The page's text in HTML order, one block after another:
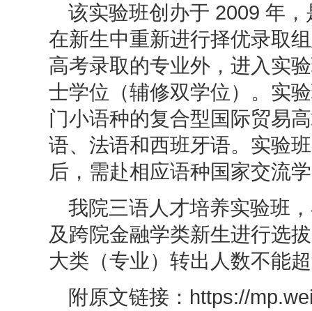
该实验班创办于 2009 年
在新生中重新进行择优录取
高考录取的专业外，进入实
士学位（辅修双学位）。实
门小语种的复合型国际贸易
语、法语和西班牙语。实验
后，需赴相应语种国家交流
我院三语人才培养实验班
及跨院金融学类新生进行选
大类（专业）转出人数不能
附原文链接： https://